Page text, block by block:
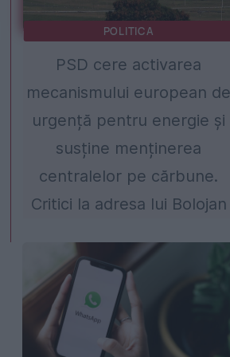
POLITICA
PSD cere activarea
mecanismului european
urgență pentru energie și
susține menținerea
centralelor pe cărbune.
Critici la adresa lui Bolojan